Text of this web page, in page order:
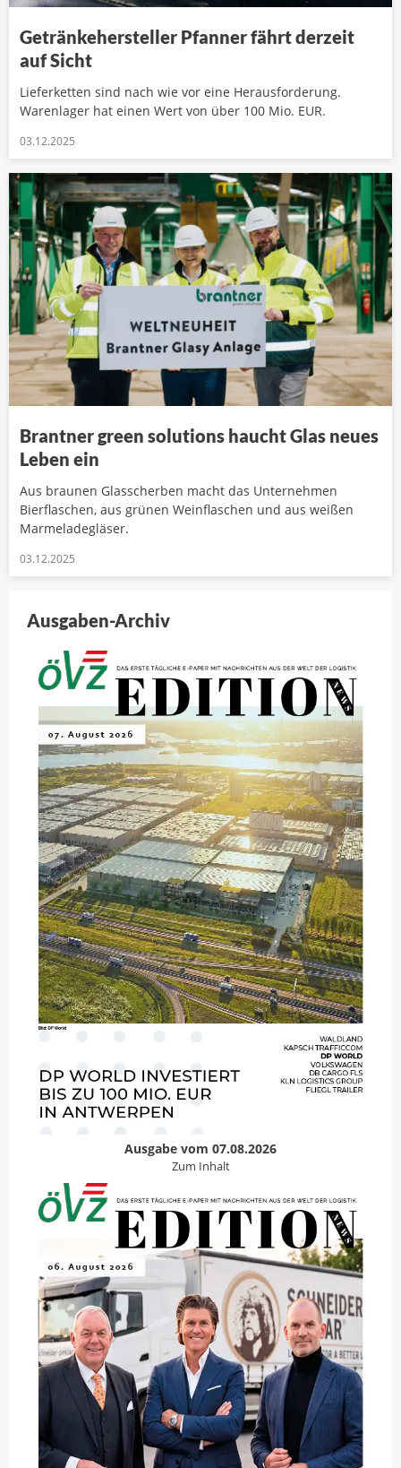
Getränkehersteller Pfanner fährt derzeit
auf Sicht
Lieferketten sind nach wie vor eine Herausforderung.
Warenlager hat einen Wert von über 100 Mio. EUR.
03.12.2025
Brantner green solutions haucht Glas neues
Leben ein
Aus braunen Glasscherben macht das Unternehmen
Bierflaschen, aus grünen Weinflaschen und aus weißen
Marmeladegläser.
03.12.2025
Ausgaben-Archiv
Ausgabe vom 07.08.2026
Zum Inhalt